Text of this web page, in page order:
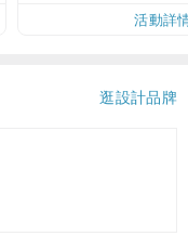
活動詳
逛設計品牌